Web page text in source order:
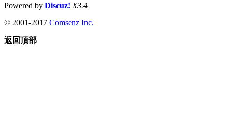
Powered by Discuz! X3.4
© 2001-2017 Comsenz Inc.
返回頂部